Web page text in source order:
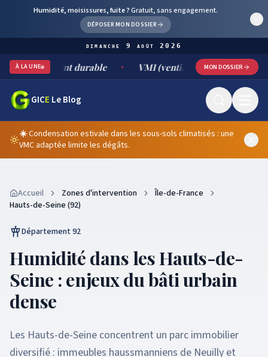
Humidité, moisissures, fuite ?Gratuit, sans engagement.
DÉPOSER MON DOSSIER
dimanche 9 août 2026
À LA UNE
traitement durable VMI (ventilation mécanique par
MON DOSSIER
GICE Le Blog
☀️Condensation estivale dans les sous-sols climatisés : une
VMC adaptée limite les dégâts.
Accueil Zones d'intervention
Île-de-France
Hauts-de-Seine (92)
Département 92
Humidité dans les Hauts-de-
Seine : enjeux du bâti urbain
dense
Les Hauts-de-Seine concentrent un parc immobilier
diversifié : immeubles haussmanniens de Neuilly et